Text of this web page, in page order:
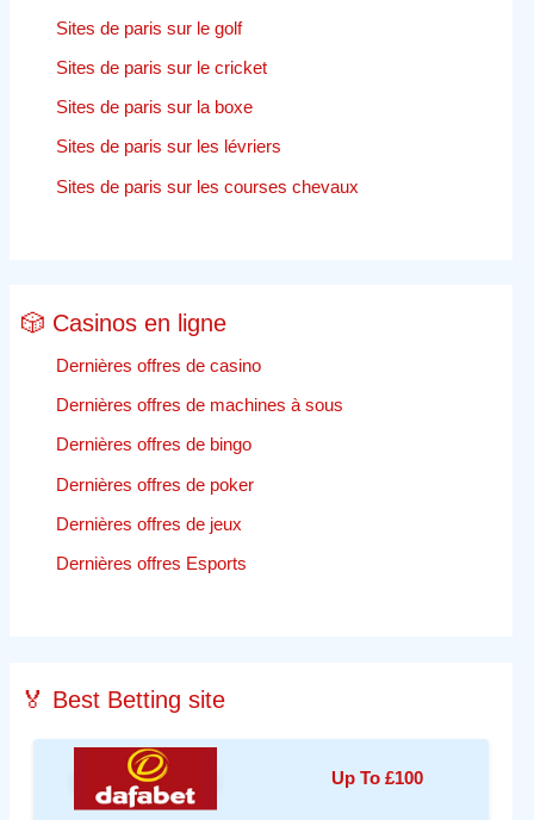
Sites de paris sur le golf
Sites de paris sur le cricket
Sites de paris sur la boxe
Sites de paris sur les lévriers
Sites de paris sur les courses chevaux
🎲 Casinos en ligne
Dernières offres de casino
Dernières offres de machines à sous
Dernières offres de bingo
Dernières offres de poker
Dernières offres de jeux
Dernières offres Esports
🏅 Best Betting site
Up To £100